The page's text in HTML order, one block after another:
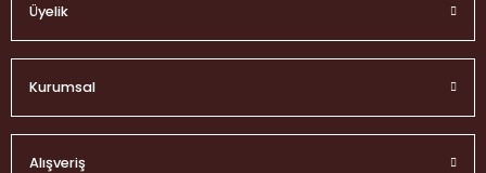
Üyelik
Kurumsal
Alışveriş